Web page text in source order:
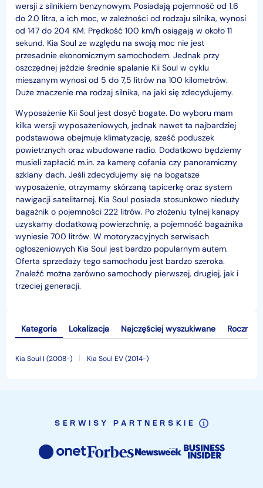
wersji z silnikiem benzynowym. Posiadają pojemność od 1.6
do 2.0 litra, a ich moc, w zależności od rodzaju silnika, wynosi
od 147 do 204 KM. Prędkość 100 km/h osiągają w około 11
sekund. Kia Soul ze względu na swoją moc nie jest
przesadnie ekonomicznym samochodem. Jednak przy
oszczędnej jeździe średnie spalanie Kii Soul w cyklu
mieszanym wynosi od 5 do 7,5 litrów na 100 kilometrów.
Duże znaczenie ma rodzaj silnika, na jaki się zdecydujemy.
Wyposażenie Kii Soul jest dosyć bogate. Do wyboru mam
kilka wersji wyposażeniowych, jednak nawet ta najbardziej
podstawowa obejmuje klimatyzację, sześć poduszek
powietrznych oraz wbudowane radio. Dodatkowo będziemy
musieli zapłacić m.in. za kamerę cofania czy panoramiczny
szklany dach. Jeśli zdecydujemy się na bogatsze
wyposażenie, otrzymamy skórzaną tapicerkę oraz system
nawigacji satelitarnej. Kia Soul posiada stosunkowo nieduży
bagażnik o pojemności 222 litrów. Po złożeniu tylnej kanapy
uzyskamy dodatkową powierzchnię, a pojemność bagażnika
wyniesie 700 litrów. W motoryzacyjnych serwisach
ogłoszeniowych Kia Soul jest bardzo popularnym autem.
Oferta sprzedaży tego samochodu jest bardzo szeroka.
Znaleźć można zarówno samochody pierwszej, drugiej, jak i
trzeciej generacji.
Kategoria
Kia Soul I (2008-) Kia Soul EV (2014-)
Lokalizacja Najczęściej wyszukiwane Rocznik
SERWISY PARTNERSKIE